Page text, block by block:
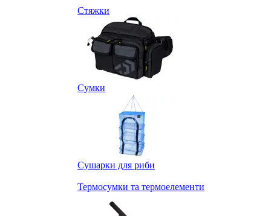
Стяжки
Сумки
Сушарки для риби
Термосумки та термоелементи